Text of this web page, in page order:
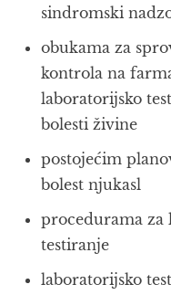
sindromski
obukama za
kontrola na
laboratorijsko
bolesti živine
postojećim
bolest njukasl
procedurama za
testiranje
laboratorijsko